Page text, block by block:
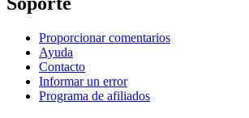
Proporcionar comentarios
Ayuda
Contacto
Informar un error
Programa de afiliados